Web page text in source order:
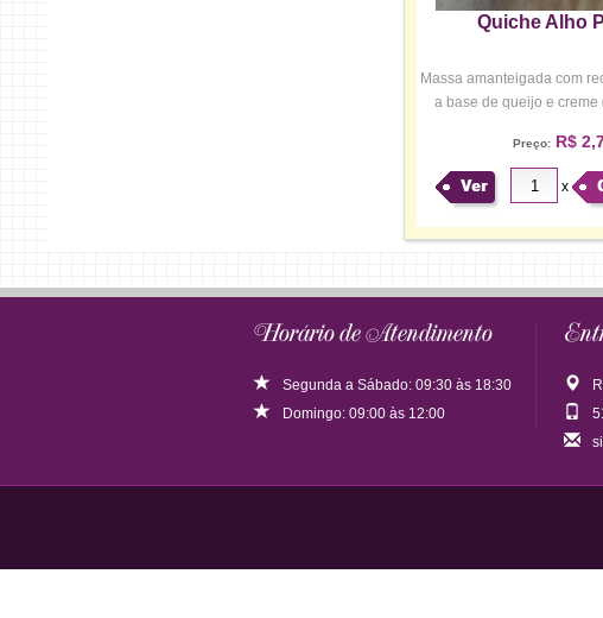
Quiche Alho
Massa amanteigada com
a base de queijo e creme
Preço: R$
Ver x
Horário de Atendimento
Segunda a Sábado: 09:30 às 18:30
Domingo: 09:00 às 12:00